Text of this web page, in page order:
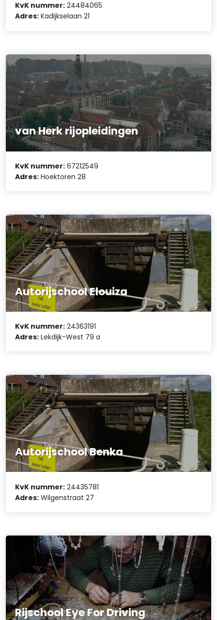
KvK nummer: 24484065
Adres: Kadijkselaan 21
van Herk rijopleidingen
KvK nummer: 67212549
Adres: Hoektoren 28
Autorijschool Elouiza
KvK nummer: 24363191
Adres: Lekdijk-West 79 a
Autorijschool Benka
KvK nummer: 24435781
Adres: Wilgenstraat 27
Rijschool Eye For Driving